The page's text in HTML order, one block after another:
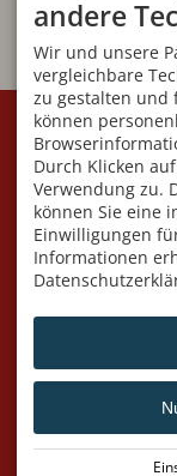
KONTAKT
Initiative Villa Jauss
Fuggerstraße 7
87561 Oberstdorf
DEUTSCHLAND
Mobil+49 176 591
info@villa-jauss.de
ÖFFNUNGSZEITEN
Ankündigungen
andere
Wir und unsere
vergleichbare
zu gestalten und
können
Durch Klicken
Verwendung zu.
können Sie eine
Einwilligungen
Informationen